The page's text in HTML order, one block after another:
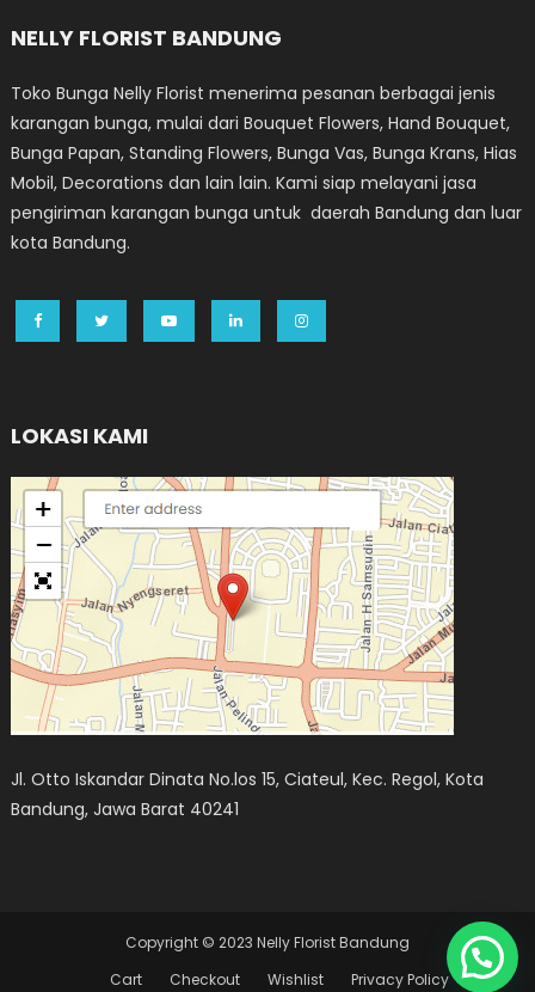
NELLY FLORIST BANDUNG
Toko Bunga Nelly Florist menerima pesanan berbagai jenis
karangan bunga, mulai dari Bouquet Flowers, Hand Bouquet,
Bunga Papan, Standing Flowers, Bunga Vas, Bunga Krans, Hias
Mobil, Decorations dan lain lain. Kami siap melayani jasa
pengiriman karangan bunga untuk daerah Bandung dan luar
kota Bandung.
LOKASI KAMI
Jl. Otto Iskandar Dinata No.los 15, Ciateul, Kec. Regol, Kota
Bandung, Jawa Barat 40241
Copyright © 2023 Nelly Florist Bandung
Cart
Checkout Wishlist Privacy Policy